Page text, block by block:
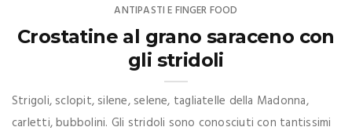
ANTIPASTI E FINGER FOOD
Crostatine al grano saraceno con
gli stridoli
Strigoli, sclopit, silene, selene, tagliatelle della Madonna,
carletti, bubbolini. Gli stridoli sono conosciuti con tantissimi